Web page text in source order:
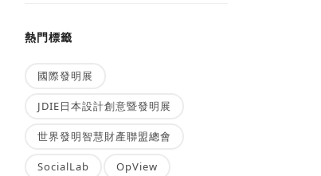
熱門標籤
國際發明展
JDIE日本設計創意暨發明展
世界發明智慧財產聯盟總會
SocialLab OpView